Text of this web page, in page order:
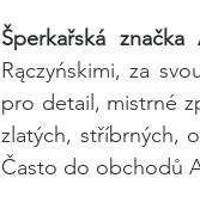
Šperkařská značka
Rączyńskimi, za
pro detail, mistrné
zlatých, stříbrných,
Často do obchodů